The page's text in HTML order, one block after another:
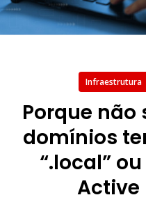
Infraestrutura
Porque não
domínios
“.local”
Active